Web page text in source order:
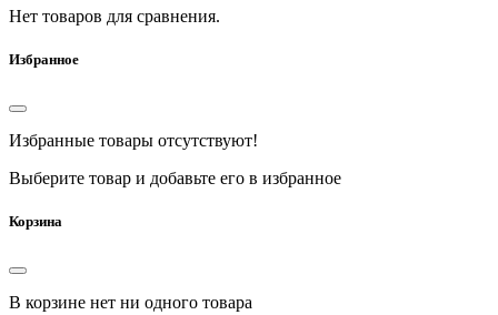
Нет товаров для сравнения.
Избранное
Избранные товары отсутствуют!
Выберите товар и добавьте его в избранное
Корзина
В корзине нет ни одного товара